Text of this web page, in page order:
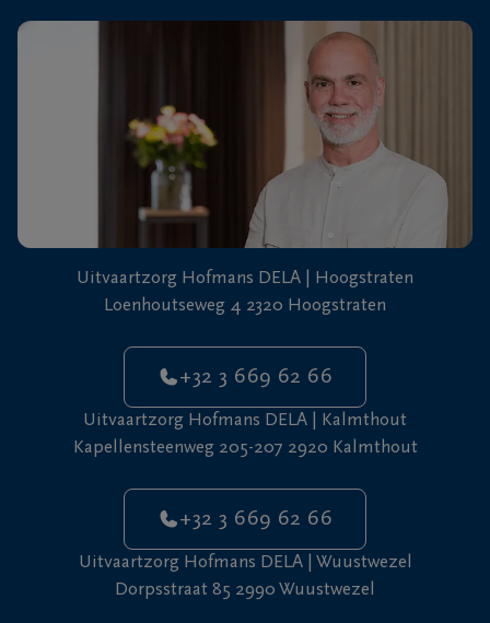
We
66
Uitvaartzorg Hofmans DELA | Hoogstraten
Loenhoutseweg 4 2320 Hoogstraten
+32 3 669 62 66
Uitvaartzorg Hofmans DELA | Kalmthout
Kapellensteenweg 205-207 2920 Kalmthout
+32 3 669 62 66
Uitvaartzorg Hofmans DELA | Wuustwezel
Dorpsstraat 85 2990 Wuustwezel